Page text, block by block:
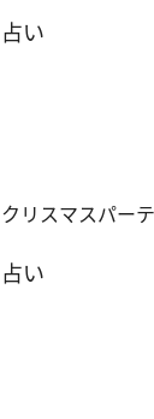
占い
クリスマスパー
占い